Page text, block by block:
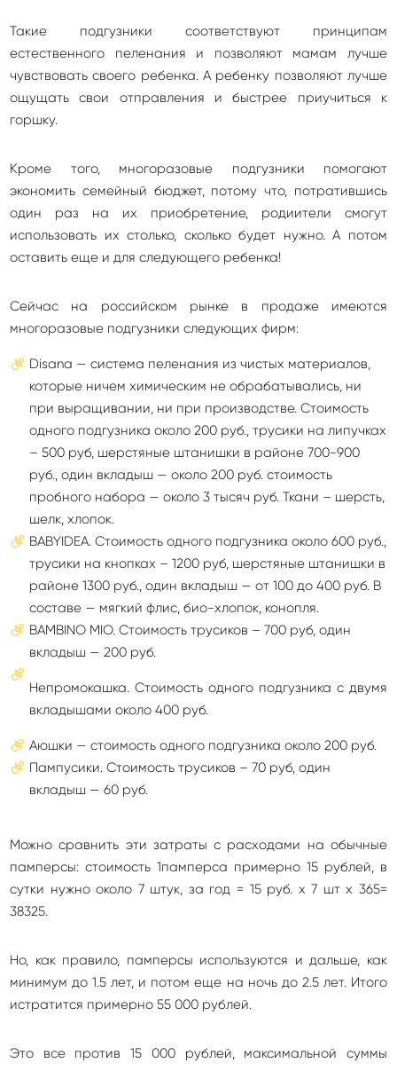
Такие подгузники соответствуют принципам
естественного пеленания и позволяют мамам лучше
чувствовать своего ребенка. А ребенку позволяют лучше
ощущать свои отправления и быстрее приучиться к
горшку.
Кроме того, многоразовые подгузники помогают
экономить семейный бюджет, потому что, потратившись
один раз на их приобретение, родиители смогут
использовать их столько, сколько будет нужно. А потом
оставить еще и для следующего ребенка!
Сейчас на российском рынке в продаже имеются
многоразовые подгузники следующих фирм:
Disana — система пеленания из чистых материалов,
которые ничем химическим не обрабатывались, ни
при выращивании, ни при производстве. Стоимость
одного подгузника около 200 руб., трусики на липучках
– 500 руб, шерстяные штанишки в районе 700-900
руб., один вкладыш — около 200 руб. стоимость
пробного набора — около 3 тысяч руб. Ткани – шерсть,
шелк, хлопок.
BABYIDEA. Стоимость одного подгузника около 600 руб.,
трусики на кнопках – 1200 руб, шерстяные штанишки в
районе 1300 руб., один вкладыш — от 100 до 400 руб. В
составе — мягкий флис, био-хлопок, конопля.
BAMBINO MIO. Стоимость трусиков – 700 руб, один
вкладыш — 200 руб.
Непромокашка. Стоимость одного подгузника с двумя
вкладышами около 400 руб.
Аюшки — стоимость одного подгузника около 200 руб.
Пампусики. Стоимость трусиков – 70 руб, один
вкладыш — 60 руб.
Можно сравнить эти затраты с расходами на обычные
памперсы: стоимость 1памперса примерно 15 рублей, в
сутки нужно около 7 штук, за год = 15 руб. х 7 шт х 365=
38325.
Но, как правило, памперсы используются и дальше, как
минимум до 1.5 лет, и потом еще на ночь до 2.5 лет. Итого
истратится примерно 55 000 рублей.
Это все против 15 000 рублей, максимальной суммы